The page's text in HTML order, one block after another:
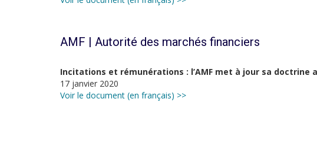
AMF | Autorité des marchés financiers
Incitations et rémunérations : l’AMF met à jour sa doctrine
17 janvier 2020
Voir le document (en français) >>